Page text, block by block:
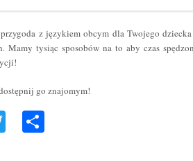
z językiem obcym dla Twojego
tysiąc sposobów na to aby czas
go znajomym!
Twitter